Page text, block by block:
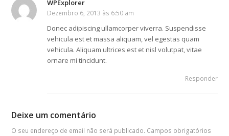
WPExplorer
Dezembro 6, 2013 às 6:50 am
Donec adipiscing ullamcorper viverra. Suspendisse
vehicula est et massa aliquam, vel egestas quam
vehicula. Aliquam ultrices est et nisl volutpat, vitae
ornare mi tincidunt.
Responder
Deixe um comentário
O seu endereço de email não será publicado. Campos obrigatórios